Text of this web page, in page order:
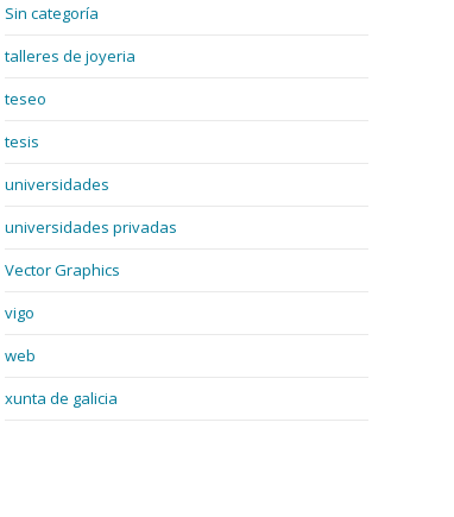
Sin categoría
talleres de joyeria
teseo
tesis
universidades
universidades privadas
Vector Graphics
vigo
web
xunta de galicia